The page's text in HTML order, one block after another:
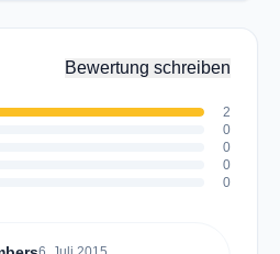
Bewertung schreiben
2
0
0
0
0